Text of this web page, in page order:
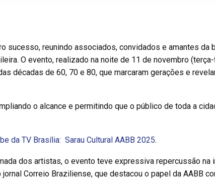
sucesso, reunindo associados, convidados e amantes da
O evento, realizado na noite de 11 de novembro
décadas de 60, 70 e 80, que marcaram gerações e
o alcance e permitindo que o público de toda a
da TV Brasília: Sarau Cultural AABB 2025.
dos artistas, o evento teve expressiva repercussão na
Correio Braziliense, que destacou o papel da AABB